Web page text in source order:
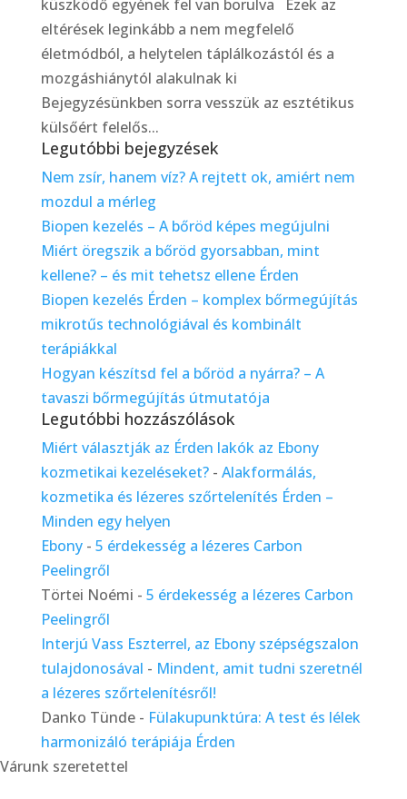
küszködő egyének fel van borulva Ezek az
eltérések leginkább a nem megfelelő
életmódból, a helytelen táplálkozástól és a
mozgáshiánytól alakulnak ki
Bejegyzésünkben sorra vesszük az esztétikus
külsőért felelős...
Legutóbbi bejegyzések
Nem zsír, hanem víz? A rejtett ok, amiért nem
mozdul a mérleg
Biopen kezelés – A bőröd képes megújulni
Miért öregszik a bőröd gyorsabban, mint
kellene? – és mit tehetsz ellene Érden
Biopen kezelés Érden – komplex bőrmegújítás
mikrotűs technológiával és kombinált
terápiákkal
Hogyan készítsd fel a bőröd a nyárra? – A
tavaszi bőrmegújítás útmutatója
Legutóbbi hozzászólások
Miért választják az Érden lakók az Ebony
kozmetikai kezeléseket?- Alakformálás,
kozmetika és lézeres szőrtelenítés Érden –
Minden egy helyen
Ebony- 5 érdekesség a lézeres Carbon
Peelingről
Törtei Noémi - 5 érdekesség a lézeres Carbon
Peelingről
Interjú Vass Eszterrel, az Ebony szépségszalon
tulajdonosával - Mindent, amit tudni szeretnél
a lézeres szőrtelenítésről!
Danko Tünde- Fülakupunktúra: A test és lélek
harmonizáló terápiája Érden
Várunk szeretettel